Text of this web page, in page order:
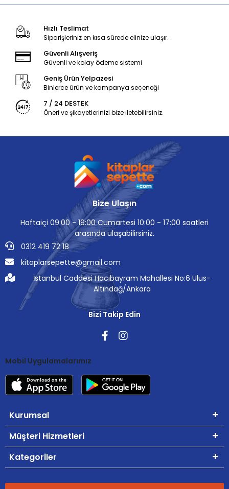
Hızlı Teslimat
Siparişleriniz en kısa sürede elinize ulaşır.
Güvenli Alışveriş
Güvenli ve kolay ödeme sistemi
Geniş Ürün Yelpazesi
Binlerce ürün ve kampanya seçeneği
7 / 24 DESTEK
Öneri ve şikayetlerinizi bize iletebilirsiniz.
Bize Ulaşın
Haftaiçi 09:00 - 19:00 Cumartesi 10:00 - 17:00 saatleri
arasında ulaşabilirsiniz.
0312 419 72 18
kitaplarsepette@gmail.com
İstanbul Caddesi Hacıbayram Mahallesi No:6 Ulus-
Altındağ/Ankara
Bizi Takip Edin
Mobil Uygulamalarımız
Kurumsal
Müşteri Hizmetleri
Kategoriler